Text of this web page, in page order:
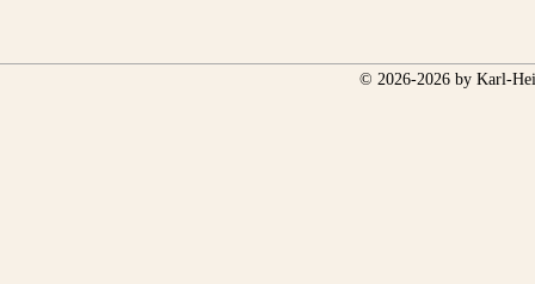
© 2026-2026 by Karl-